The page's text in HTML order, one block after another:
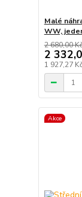
Malé
WW,
2 680,00
2
1 927,27
Akce